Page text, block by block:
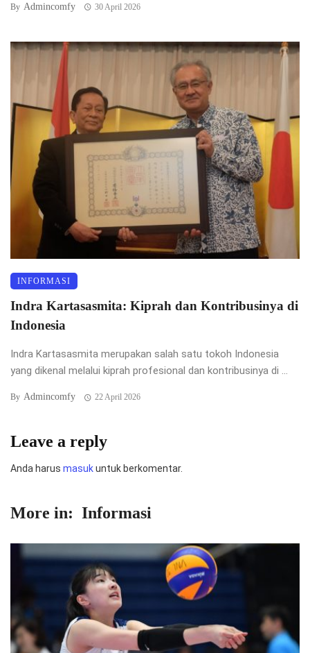
By Admincomfy 30 April 2026
INFORMASI
Indra Kartasasmita: Kiprah dan Kontribusinya di
Indonesia
Indra Kartasasmita merupakan salah satu tokoh Indonesia
yang dikenal melalui kiprah profesional dan kontribusinya di ...
By Admincomfy 22 April 2026
Leave a reply
Anda harus masukuntuk berkomentar.
More in: Informasi